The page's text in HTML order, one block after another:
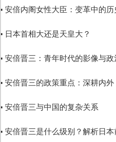
▪ 安倍内阁女性大臣：变革中的
▪ 日本首相大还是天皇大？
▪ 安倍晋三：青年时代的影像与
▪ 安倍晋三的政策重点：深耕内外
▪ 安倍晋三与中国的复杂关系
▪ 安倍晋三是什么级别？解析日